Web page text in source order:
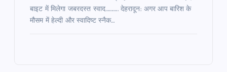
बाइट में मिलेगा जबरदस्त स्वाद……….. देहरादून: अगर आप बारिश के
मौसम में हेल्दी और स्वादिष्ट स्नैक…